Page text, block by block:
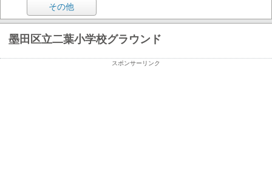
その他
墨田区立二葉小学校グラウンド
スポンサーリンク